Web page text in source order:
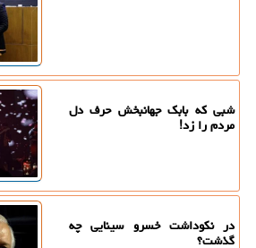
شبی که بابک جهانبخش حرف دل
مردم را زد!
در نکوداشت خسرو سینایی چه
گذشت؟